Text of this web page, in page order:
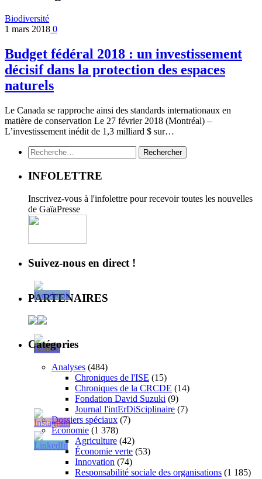
Biodiversité
1 mars 2018 0
Budget fédéral 2018 : un investissement
décisif dans la protection des espaces
naturels
Le Canada se rapproche ainsi des standards internationaux en
matière de conservation Le 27 février 2018 (Montréal) –
L’investissement inédit de 1,3 milliard $ sur…
Rechercher :
INFOLETTRE
Inscrivez-vous à l'infolettre pour recevoir toutes les nouvelles
de GaïaPresse
Suivez-nous en direct !
PARTENAIRES
Catégories
Analyses (484)
Chroniques de l'ISE (15)
Chroniques de la CRCDE (14)
Fondation David Suzuki (9)
Journal l'intErDiSciplinaire (7)
Dossiers spéciaux (7)
Économie (1 378)
Agriculture (42)
Économie verte (53)
Innovation (74)
Responsabilité sociale des organisations (1 185)